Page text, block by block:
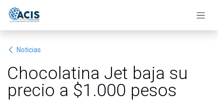
Noticias
Chocolatina Jet baja su
precio a $1.000 pesos